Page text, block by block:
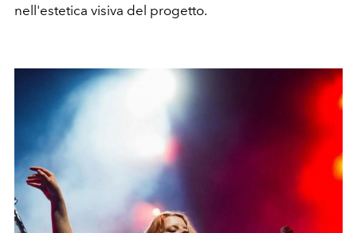
nell'estetica visiva del progetto.